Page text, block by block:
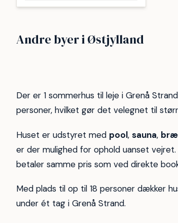
Andre byer i Østjylland
32
Fjellerup
Der er 1 sommerhus til leje i Grenå
personer, hvilket gør det velegnet til
Huset er udstyret med pool, sauna,
er der mulighed for ophold uanset
betaler samme pris som ved direkte
Med plads til op til 18 personer dækker
under ét tag i Grenå Strand.